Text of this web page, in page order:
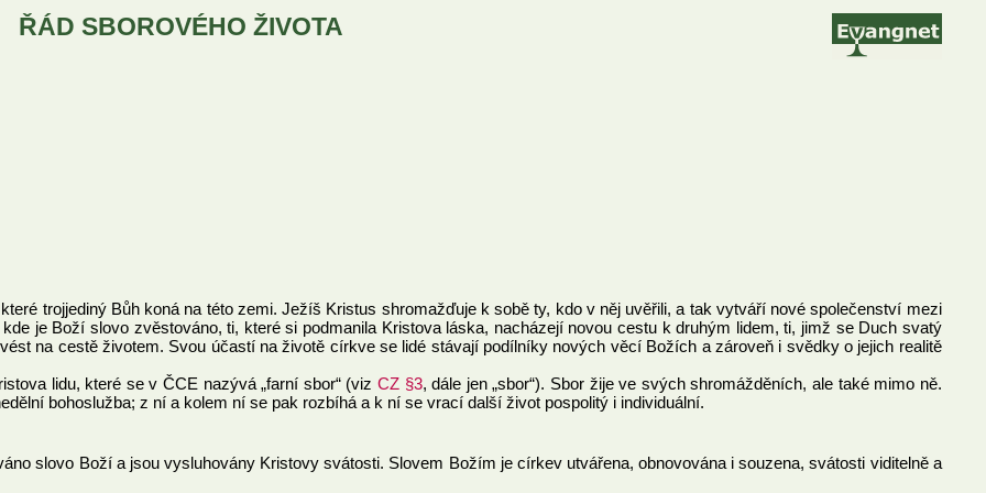
ŘÁD SBOROVÉHO ŽIVOTA
trojjediný Bůh koná na této zemi. Ježíš Kristus shromažďuje k sobě ty, kdo v něj uvěřili, a tak vytváří nové společenství mezi
je Boží slovo zvěstováno, ti, které si podmanila Kristova láska, nacházejí novou cestu k druhým lidem, ti, jimž se Duch svatý
na cestě životem. Svou účastí na životě církve se lidé stávají podílníky nových věcí Božích a zároveň i svědky o jejich realitě
lidu, které se v ČCE nazývá „farní sbor“ (viz CZ §3, dále jen „sbor“). Sbor žije ve svých shromážděních, ale také mimo ně.
bohoslužba; z ní a kolem ní se pak rozbíhá a k ní se vrací další život pospolitý i individuální.
slovo Boží a jsou vysluhovány Kristovy svátosti. Slovem Božím je církev utvářena, obnovována i souzena, svátosti viditelně a